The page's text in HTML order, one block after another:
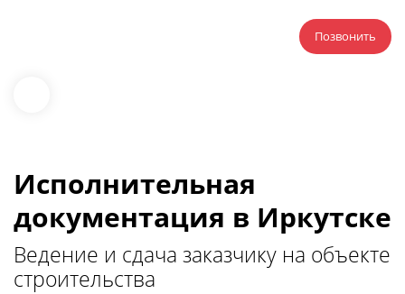
Позвонить
Исполнительная
документация в Иркутске
Ведение и сдача заказчику на объекте
строительства